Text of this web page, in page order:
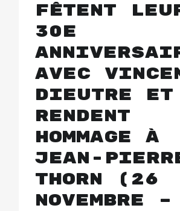
fêtent
30e
avec
Dieutre et
rendent
hommage à
Jean-
Thorn (26
novembre